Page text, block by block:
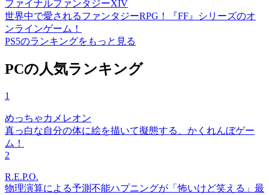
ファイナルファンタジーXIV
世界中で愛されるファンタジーRPG！『FF』シリーズのオ
ンラインゲーム！
PS5のランキングをもっと見る
PCの人気ランキング
1
めっちゃカメレオン
真っ白な自分の体に絵を描いて擬態する、かくれんぼゲー
ム！
2
R.E.P.O.
物理演算による予測不能ハプニングが「怖いけど笑える」最